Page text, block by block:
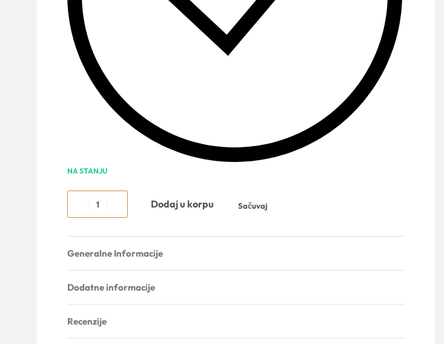
NA STANJU
Dodaj u korpu Sačuvaj
Generalne Informacije
Dodatne informacije
Recenzije